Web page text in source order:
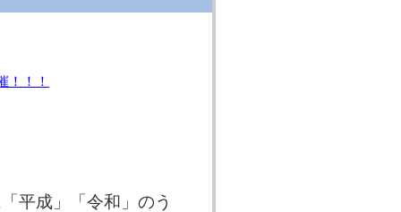
！！
平成」「令和」のう